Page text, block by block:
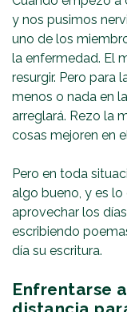
y nos pusimos
uno de los
la enfermedad. El
resurgir. Pero para
menos o nada en
arreglará. Rezo la
cosas mejoren en
Pero en toda
algo bueno, y es lo
aprovechar los
escribiendo
día su escritura.
Enfrentarse